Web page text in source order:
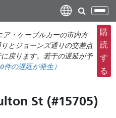
ン
コ
ン
テ
に
ナ
ビ
ゲ
ー
シ
ョ
の
・ケーブルカーの市内方
とジョーンズ通りの交差点
戻ります。若干の遅延が予
件の遅延が発生）
購
読
す
る
St (#15705)